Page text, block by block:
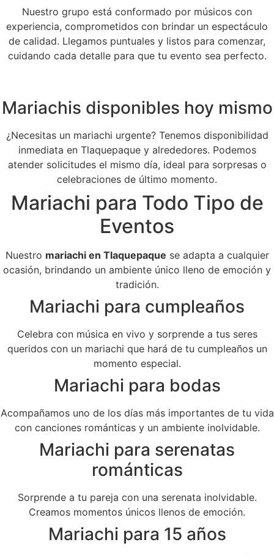
Nuestro grupo está conformado por músicos con
experiencia, comprometidos con brindar un espectáculo
de calidad. Llegamos puntuales y listos para comenzar,
cuidando cada detalle para que tu evento sea perfecto.
Mariachis disponibles hoy mismo
¿Necesitas un mariachi urgente? Tenemos disponibilidad
inmediata en Tlaquepaque y alrededores. Podemos
atender solicitudes el mismo día, ideal para sorpresas o
celebraciones de último momento.
Mariachi para Todo Tipo de
Eventos
Nuestro mariachi en Tlaquepaque se adapta a cualquier
ocasión, brindando un ambiente único lleno de emoción y
tradición.
Mariachi para cumpleaños
Celebra con música en vivo y sorprende a tus seres
queridos con un mariachi que hará de tu cumpleaños un
momento especial.
Mariachi para bodas
Acompañamos uno de los días más importantes de tu vida
con canciones románticas y un ambiente inolvidable.
Mariachi para serenatas
románticas
Sorprende a tu pareja con una serenata inolvidable.
Creamos momentos únicos llenos de emoción.
Mariachi para 15 años